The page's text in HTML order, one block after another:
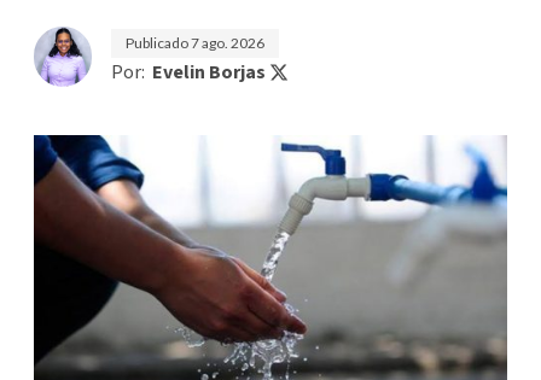
Publicado7 ago. 2026
Por: Evelin Borjas